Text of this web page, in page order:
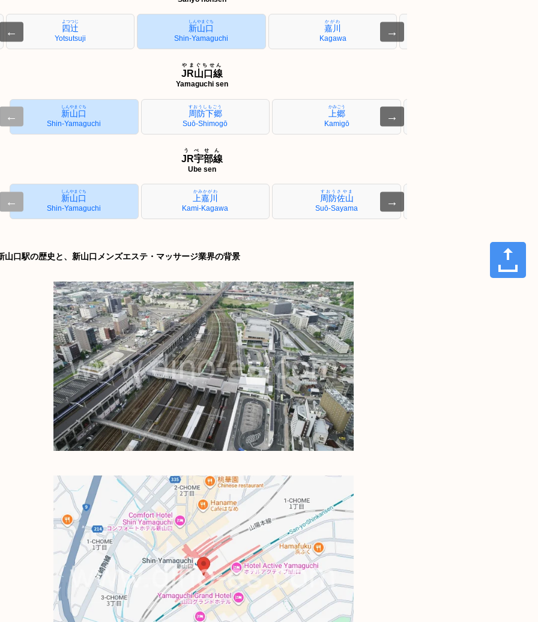
← 四辻
よつつじ
Yotsutsuji
新山口
しんやまぐち
Shin-Yamaguchi
嘉川
かがわ
Kagawa
→
JR山口線
やまぐちせん
Yamaguchi sen
← 新山口
しんやまぐち
Shin-Yamaguchi
周防下郷
すおうしもごう
Suō-Shimogō
上郷
かみごう
Kamigō
→
JR宇部線
うべせん
Ube sen
← 新山口
しんやまぐち
Shin-Yamaguchi
上嘉川
かみかがわ
Kami-Kagawa
周防佐山
すおうさやま
Suō-Sayama
→
山口駅の歴史と、新山口メンズエステ・マッサージ業界の背景